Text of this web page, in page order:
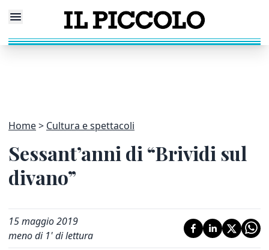
Home Cultura e spettacoli
Sessant’anni di “Brividi sul
divano”
15 maggio 2019
meno di 1' di lettura